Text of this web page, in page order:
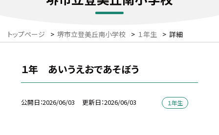
トップページ > 堺市立登美丘南小学校 > １年生 > 詳細
１年 あいうえおであそぼう
公開日 2026/06/03 更新日 2026/06/03 １年生